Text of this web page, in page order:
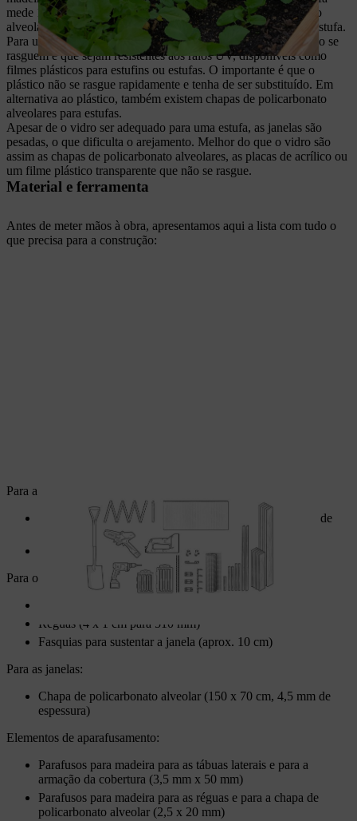
mede 150 x 70 cm e tem uma janela de chapa de policarbonato
alveolar fixada com dobradiças em cima na parte superior da estufa.
Para uma estufa, são adequados filmes plásticos de PE, que não se
rasguem e que sejam resistentes aos raios UV, disponíveis como
filmes plásticos para estufins ou estufas. O importante é que o
plástico não se rasgue rapidamente e tenha de ser substituído. Em
alternativa ao plástico, também existem chapas de policarbonato
alveolares para estufas.
Apesar de o vidro ser adequado para uma estufa, as janelas são
pesadas, o que dificulta o arejamento. Melhor do que o vidro são
assim as chapas de policarbonato alveolares, as placas de acrílico ou
um filme plástico transparente que não se rasgue.
Material e ferramenta
Antes de meter mãos à obra, apresentamos aqui a lista com tudo o
que precisa para a construção:
Para a caixa:
Tábuas (10 x 1,8 cm para 12 m, de preferência 3 tábuas de
4 m cada ou 4 tábuas de 3 m cada)
Madeira esquadriada (3 x 3 cm para 1,2 m)
Para o caixilho da janela:
Réguas (4 x 1 cm para 510 mm)
Fasquias para sustentar a janela (aprox. 10 cm)
Para as janelas:
Chapa de policarbonato alveolar (150 x 70 cm, 4,5 mm de
espessura)
Elementos de aparafusamento:
Parafusos para madeira para as tábuas laterais e para a
armação da cobertura (3,5 mm x 50 mm)
Parafusos para madeira para as réguas e para a chapa de
policarbonato alveolar (2,5 x 20 mm)